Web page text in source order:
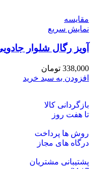
مقايسه
نمایش سریع
آویز رگال شلوار
338,000 تومان
افزودن به سبد خرید
بازگردانی کالا
تا هفت روز
روش ها پرداخت
درگاه های مجاز
پشتیبانی مشتریان